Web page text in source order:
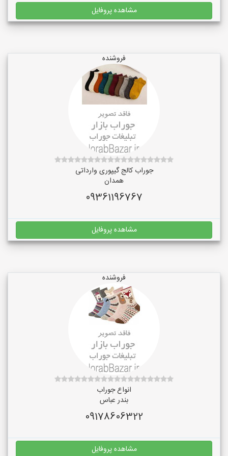
مشاهده پروفایل
فروشنده
جوراب کالج گیپوری وارداتی
همدان
09361196767
مشاهده پروفایل
فروشنده
انواع جوراب
بندر عباس
09178606322
مشاهده پروفایل